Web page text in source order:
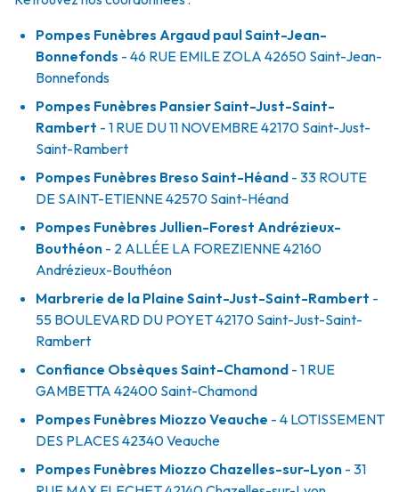
Pompes Funèbres Argaud paul Saint-Jean-
Bonnefonds - 46 RUE EMILE ZOLA 42650 Saint-Jean-
Bonnefonds
Pompes Funèbres Pansier Saint-Just-Saint-
Rambert - 1 RUE DU 11 NOVEMBRE42170 Saint-Just-
Saint-Rambert
Pompes Funèbres Breso Saint-Héand - 33 ROUTE
DE SAINT-ETIENNE42570 Saint-Héand
Pompes Funèbres Jullien-Forest Andrézieux-
Bouthéon - 2 ALLÉE LA FOREZIENNE42160
Andrézieux-Bouthéon
Marbrerie de la Plaine Saint-Just-Saint-Rambert -
55 BOULEVARD DU POYET42170 Saint-Just-Saint-
Rambert
Confiance Obsèques Saint-Chamond - 1 RUE
GAMBETTA 42400 Saint-Chamond
Pompes Funèbres Miozzo Veauche - 4 LOTISSEMENT
DES PLACES 42340Veauche
Pompes Funèbres Miozzo Chazelles-sur-Lyon - 31